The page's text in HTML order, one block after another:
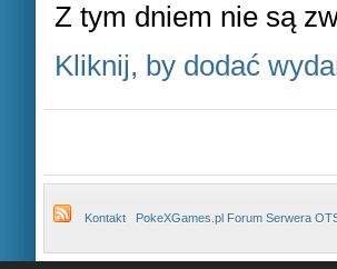
Z tym dniem nie są
Kliknij, by dodać
Kontakt PokeXGames.pl Forum Serwera